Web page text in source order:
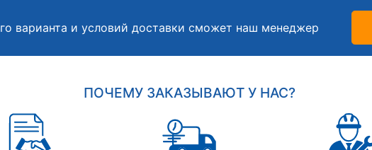
варианта и условий доставки сможет наш менеджер
ПОЧЕМУ ЗАКАЗЫВАЮТ У НАС?